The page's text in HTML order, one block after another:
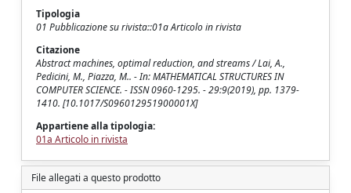
Tipologia
01 Pubblicazione su rivista::01a Articolo in rivista
Citazione
Abstract machines, optimal reduction, and streams / Lai, A.,
Pedicini, M., Piazza, M.. - In: MATHEMATICAL STRUCTURES IN
COMPUTER SCIENCE. - ISSN 0960-1295. - 29:9(2019), pp. 1379-
1410. [10.1017/S096012951900001X]
Appartiene alla tipologia:
01a Articolo in rivista
File allegati a questo prodotto